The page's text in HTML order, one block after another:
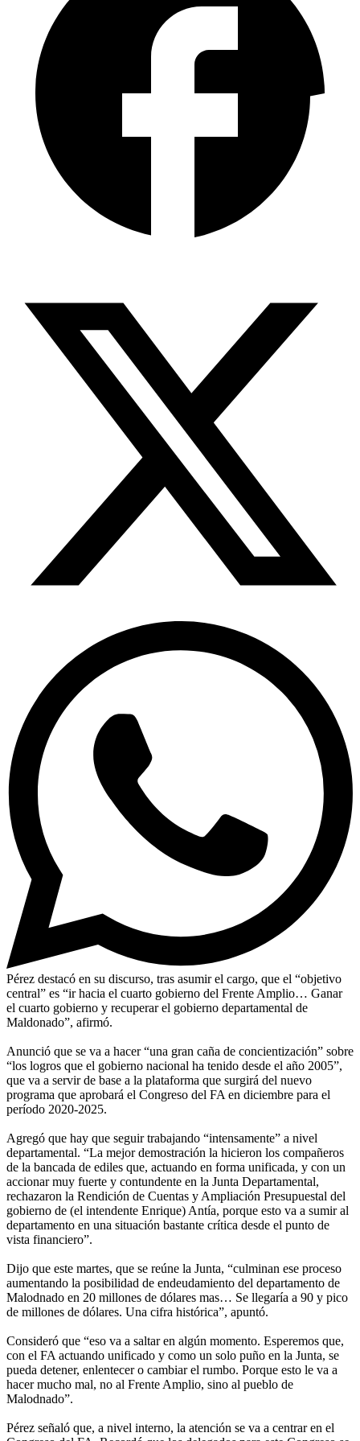
Pérez destacó en su discurso, tras asumir el cargo, que el “objetivo
central” es “ir hacia el cuarto gobierno del Frente Amplio… Ganar
el cuarto gobierno y recuperar el gobierno departamental de
Maldonado”, afirmó.
Anunció que se va a hacer “una gran caña de concientización” sobre
“los logros que el gobierno nacional ha tenido desde el año 2005”,
que va a servir de base a la plataforma que surgirá del nuevo
programa que aprobará el Congreso del FA en diciembre para el
período 2020-2025.
Agregó que hay que seguir trabajando “intensamente” a nivel
departamental. “La mejor demostración la hicieron los compañeros
de la bancada de ediles que, actuando en forma unificada, y con un
accionar muy fuerte y contundente en la Junta Departamental,
rechazaron la Rendición de Cuentas y Ampliación Presupuestal del
gobierno de (el intendente Enrique) Antía, porque esto va a sumir al
departamento en una situación bastante crítica desde el punto de
vista financiero”.
Dijo que este martes, que se reúne la Junta, “culminan ese proceso
aumentando la posibilidad de endeudamiento del departamento de
Malodnado en 20 millones de dólares mas… Se llegaría a 90 y pico
de millones de dólares. Una cifra histórica”, apuntó.
Consideró que “eso va a saltar en algún momento. Esperemos que,
con el FA actuando unificado y como un solo puño en la Junta, se
pueda detener, enlentecer o cambiar el rumbo. Porque esto le va a
hacer mucho mal, no al Frente Amplio, sino al pueblo de
Malodnado”.
Pérez señaló que, a nivel interno, la atención se va a centrar en el